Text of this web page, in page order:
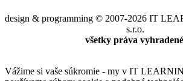
design & programming © 2007-2026 IT
s.r.o.
všetky práva vyhradené
Vážime si vaše súkromie - my v IT